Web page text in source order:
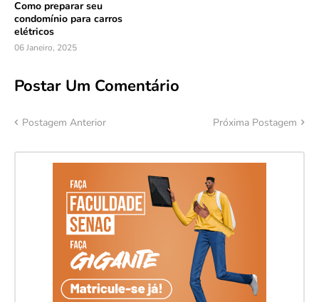
Como preparar seu
condomínio para carros
elétricos
06 Janeiro, 2025
Postar Um Comentário
Postagem Anterior Próxima Postagem